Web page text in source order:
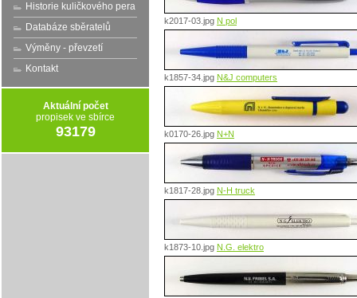
Historie kuličkového pera
Databáze sběratelů
Výměny - převzetí
Kontakt
Aktuální počet
propisek ve sbírce
93179
k2017-03.jpg N pol
k1857-34.jpg N&J computers
k0170-26.jpg N+N
k1817-28.jpg N-H truck
k1873-10.jpg N.G. elektro